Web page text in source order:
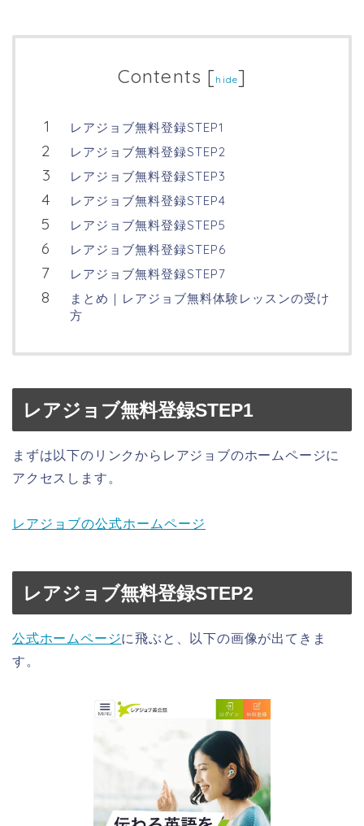
Contents [hide]
レアジョブ無料登録STEP1
レアジョブ無料登録STEP2
レアジョブ無料登録STEP3
レアジョブ無料登録STEP4
レアジョブ無料登録STEP5
レアジョブ無料登録STEP6
レアジョブ無料登録STEP7
まとめ｜レアジョブ無料体験レッスンの受け
方
レアジョブ無料登録STEP1
まずは以下のリンクからレアジョブのホームページに
アクセスします。
レアジョブの公式ホームページ
レアジョブ無料登録STEP2
公式ホームページに飛ぶと、以下の画像が出てきま
す。